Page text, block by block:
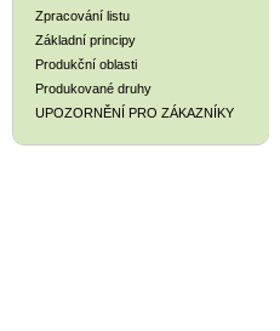
Zpracování listu
Základní principy
Produkční oblasti
Produkované druhy
UPOZORNĚNÍ PRO ZÁKAZNÍKY